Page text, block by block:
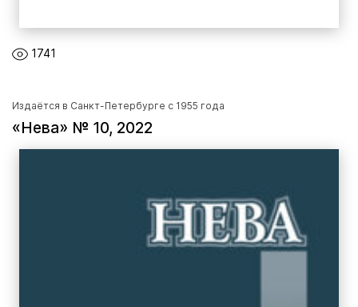
1741
Издаётся в Санкт-Петербурге с 1955 года
«Нева» № 10, 2022